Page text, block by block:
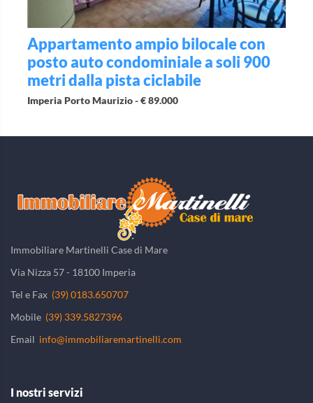
Appartamento ampio bilocale con
posto auto condominiale a soli 900
metri dalla pista ciclabile
Imperia Porto Maurizio -€ 89.000
Immobiliare Martinelli Case di Mare
Via Nizza 57 - 18100 Imperia
Tel e Fax (39) 0183.650707
Mobile (39) 339.5827396
Email info@immobiliaremartinelli.com
I nostri servizi